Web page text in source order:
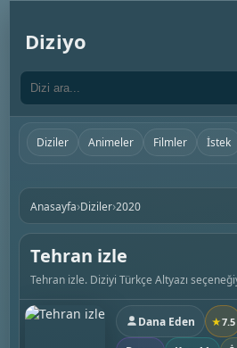
Diziyo
Diziler Animeler Filmler İstek
Anasayfa›Diziler›2020
Tehran izle
Tehran izle. Diziyi Türkçe Altyazı
Dana Eden ★7.5